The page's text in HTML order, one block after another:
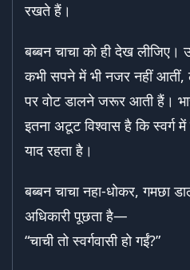
रखते हैं।
बब्बन चाचा को ही देख लीजिए।
कभी सपने में भी नजर नहीं
पर वोट डालने जरूर आती हैं।
इतना अटूट विश्वास है कि स्वर्ग
याद रहता है।
बब्बन चाचा नहा-धोकर, गमछा
अधिकारी पूछता है—
“चाची तो स्वर्गवासी हो गईं?”